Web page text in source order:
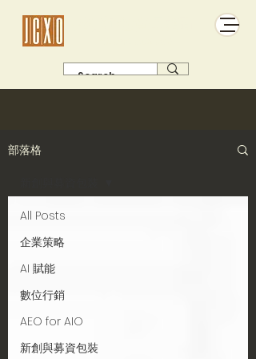
部落格
All Posts
企業策略
AI 賦能
數位行銷
AEO for AIO
新創與募資包裝